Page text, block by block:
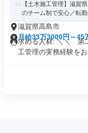
【土木施工管理】滋賀
のチーム制で安心／転
滋賀県高島市
月給33万3000円～45
求める人材: ＼＼ 第
工管理の実務経験をお